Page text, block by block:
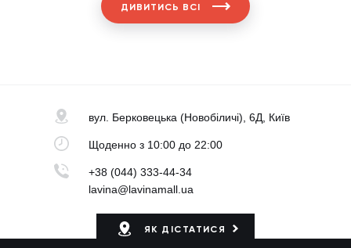
ДИВИТИСЬ ВСІ
вул. Берковецька (Новобіличі), 6Д, Київ
Щоденноз 10:00 до 22:00
+38 (044) 333-44-34
lavina@lavinamall.ua
ЯК ДІСТАТИСЯ